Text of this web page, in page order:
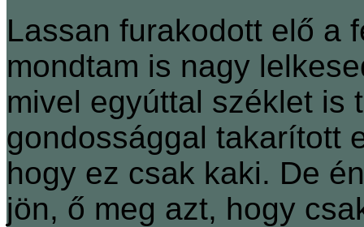
Lassan furakodott elő a
mondtam is nagy
mivel egyúttal széklet is
gondossággal takarított
hogy ez csak kaki. De
jön, ő meg azt, hogy